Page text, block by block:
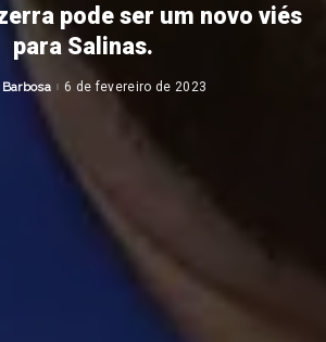
pode ser um novo viés
para Salinas.
6 de fevereiro de 2023